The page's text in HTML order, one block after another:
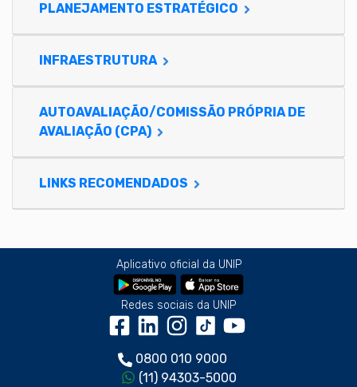
PLANEJAMENTO ESTRATÉGICO
INFRAESTRUTURA
AUTOAVALIAÇÃO/COMISSÃO PRÓPRIA DE
AVALIAÇÃO (CPA)
LINKS RECOMENDADOS
Aplicativo oficial da UNIP
Redes sociais da UNIP
0800 010 9000
(11) 94303-5000